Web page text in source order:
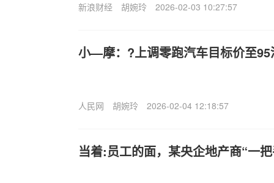
新浪财经 胡婉玲 2026-02-03 10:27:57
小—摩：?上调零跑汽车目标价至95
人民网 胡婉玲 2026-02-04 12:18:57
当着:员工的面，某央企地产商“一